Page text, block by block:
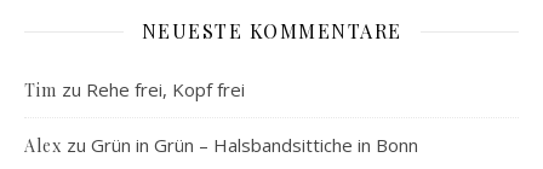
NEUESTE KOMMENTARE
Tim zu Rehe frei, Kopf frei
Alex zu Grün in Grün – Halsbandsittiche in Bonn